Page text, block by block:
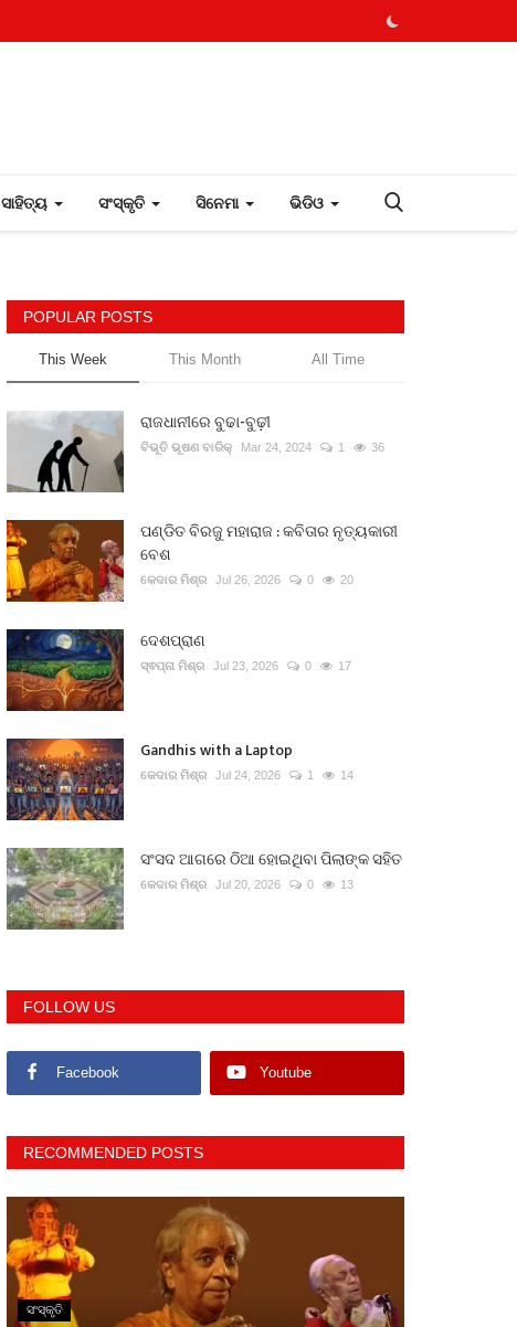
ସାହିତ୍ୟ ସଂସ୍କୃତି ସିନେମା ଭିଡିଓ
POPULAR POSTS
This Week This Month All Time
ରାଜଧାନୀରେ ବୁଢା-ବୁଢ଼ୀ
ବିଭୂତି ଭୂଷଣ ବାରିକ୍ Mar 24, 2024 1 36
ପଣ୍ଡିତ ବିରଜୁ ମହାରାଜ : କବିତାର ନୃତ୍ୟକାରୀ
ବେଶ
କେଦାର ମିଶ୍ର Jul 26, 2026 0 20
ଦେଶପ୍ରାଣ
ସ୍ଵପ୍ନା ମିଶ୍ର Jul 23, 2026 0 17
Gandhis with a Laptop
କେଦାର ମିଶ୍ର Jul 24, 2026 1 14
ସଂସଦ ଆଗରେ ଠିଆ ହୋଇଥିବା ପିଲାଙ୍କ ସହିତ
କେଦାର ମିଶ୍ର Jul 20, 2026 0 13
FOLLOW US
Facebook Youtube
RECOMMENDED POSTS
ସଂସ୍କୃତି